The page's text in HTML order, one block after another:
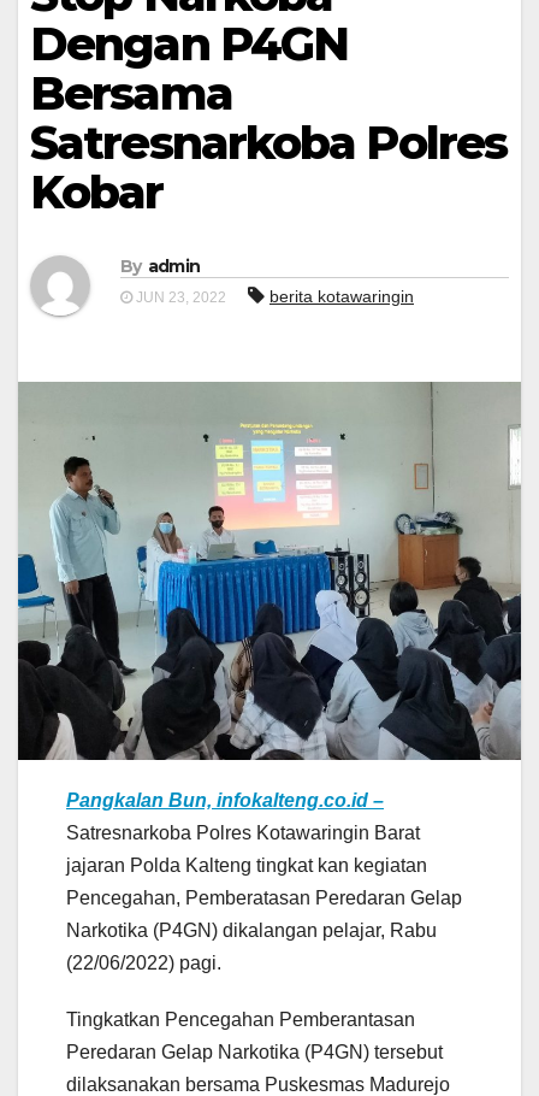
Dengan P4GN
Bersama
Satresnarkoba Polres
Kobar
By admin
JUN 23, 2022 berita kotawaringin
Pangkalan Bun, infokalteng.co.id –
Satresnarkoba Polres Kotawaringin Barat
jajaran Polda Kalteng tingkat kan kegiatan
Pencegahan, Pemberatasan Peredaran Gelap
Narkotika (P4GN) dikalangan pelajar, Rabu
(22/06/2022) pagi.
Tingkatkan Pencegahan Pemberantasan
Peredaran Gelap Narkotika (P4GN) tersebut
dilaksanakan bersama Puskesmas Madurejo